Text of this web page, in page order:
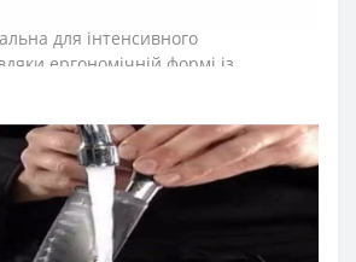
для інтенсивного
ергономічній формі із
виготовили з
накладок, які не створюють
проникненню мікроскопічних
конструкцію рукоятки
міцні металеві заклепки, що